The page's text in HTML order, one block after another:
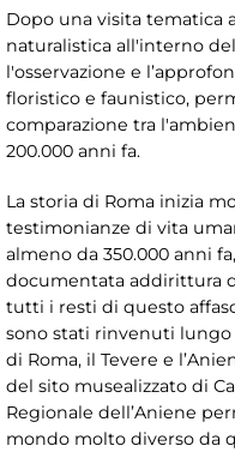
Dopo una visita tematica
naturalistica all'interno
l'osservazione e
floristico e faunistico,
comparazione tra
200.000 anni fa.
La storia di Roma inizia
testimonianze di vita
almeno da 350.000 anni
documentata addirittura
tutti i resti di questo
sono stati rinvenuti
di Roma, il Tevere e
del sito musealizzato di
Regionale dell’Aniene
mondo molto diverso da